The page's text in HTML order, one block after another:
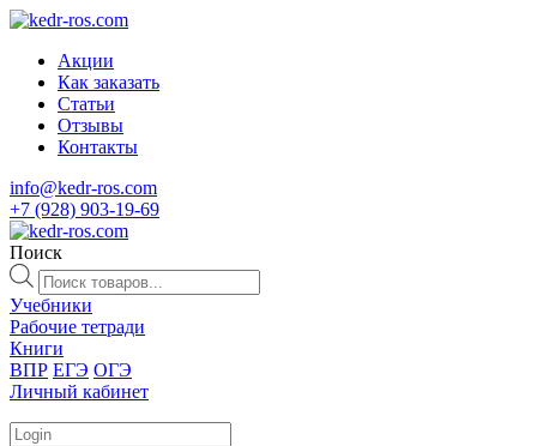
Акции
Как заказать
Статьи
Отзывы
Контакты
info@kedr-ros.com
+7 (928) 903-19-69
Поиск
Поиск
товаров
Учебники
Рабочие тетради
Книги
ВПР ЕГЭ ОГЭ
Личный кабинет